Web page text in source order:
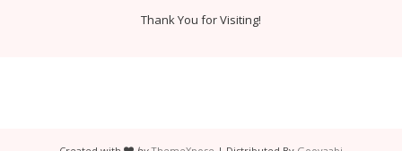
Thank You for Visiting!